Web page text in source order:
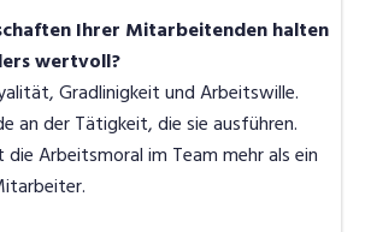
Ihrer Mitarbeitenden halten
wertvoll?
Gradlinigkeit und Arbeitswille.
an der Tätigkeit, die sie ausführen.
Arbeitsmoral im Team mehr als ein